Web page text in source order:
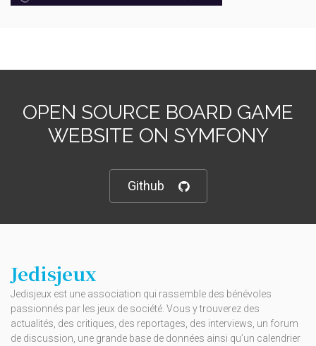
OPEN SOURCE BOARD GAME
WEBSITE ON SYMFONY
Github
Jedisjeux
Jedisjeux est une association qui rassemble des bénévoles
passionnés par les jeux de société. Vous y trouverez des
actualités, des critiques, des reportages, des interviews, un forum
de discussion, une grande base de données ainsi qu’un calendrier